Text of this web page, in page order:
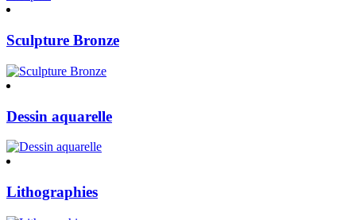
Sculpture Bronze
Dessin aquarelle
Lithographies